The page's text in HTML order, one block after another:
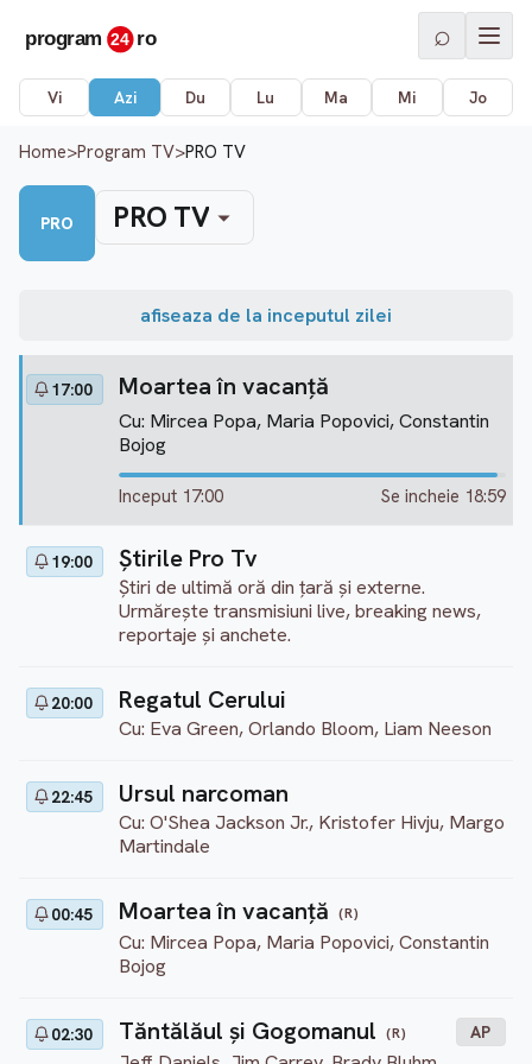
⌕
Vi Azi Du Lu Ma Mi Jo
Home>Program TV>PRO TV
PRO PRO TV
afiseaza de la inceputul zilei
17:00 Moartea în vacanță
Cu: Mircea Popa, Maria Popovici, Constantin
Bojog
Inceput 17:00 Se incheie 18:59
19:00 Ştirile Pro Tv
Știri de ultimă oră din țară și externe.
Urmărește transmisiuni live, breaking news,
reportaje și anchete.
20:00 Regatul Cerului
Cu: Eva Green, Orlando Bloom, Liam Neeson
22:45 Ursul narcoman
Cu: O'Shea Jackson Jr., Kristofer Hivju, Margo
Martindale
00:45 Moartea în vacanță (R)
Cu: Mircea Popa, Maria Popovici, Constantin
Bojog
02:30 Tăntălăul și Gogomanul (R) AP